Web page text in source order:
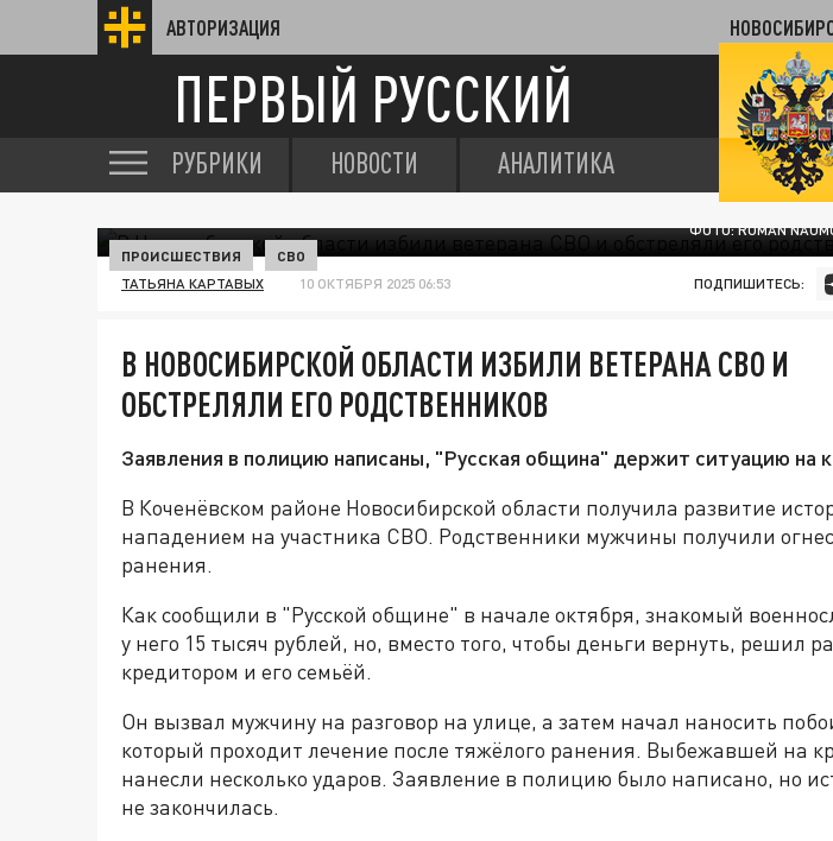
АВТОРИЗАЦИЯ
ПЕРВЫЙ РУССКИЙ
РУБРИКИ НОВОСТИ АНАЛИТИКА
ФОТО: ROMAN
ПРОИСШЕСТВИЯ СВО
ТАТЬЯНА КАРТАВЫХ 10 ОКТЯБРЯ 2025 06:53 ПОДПИШИТЕСЬ:
В НОВОСИБИРСКОЙ ОБЛАСТИ ИЗБИЛИ ВЕТЕРАНА СВО И
ОБСТРЕЛЯЛИ ЕГО РОДСТВЕННИКОВ
Заявления в полицию написаны, "Русская община" держит ситуацию на
В Коченёвском районе Новосибирской области получила развитие
нападением на участника СВО. Родственники мужчины получили
ранения.
Как сообщили в "Русской общине" в начале октября, знакомый
у него 15 тысяч рублей, но, вместо того, чтобы деньги вернуть, решил
кредитором и его семьёй.
Он вызвал мужчину на разговор на улице, а затем начал наносить
который проходит лечение после тяжёлого ранения. Выбежавшей на
нанесли несколько ударов. Заявление в полицию было написано, но
не закончилась.